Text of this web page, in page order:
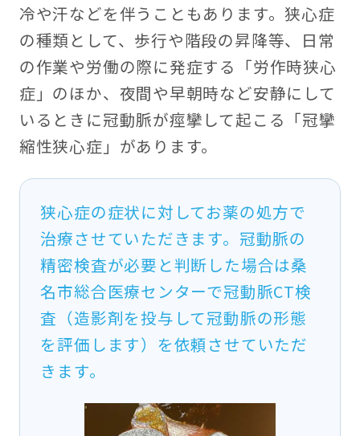
冷や汗などを伴うこともあります。狭心症
の種類として、歩行や階段の昇降等、日常
の作業や労働の際に発症する「労作時狭心
症」のほか、夜間や早朝時など安静にして
いるときに冠動脈が痙攣して起こる「冠攣
縮性狭心症」があります。
狭心症の症状に対してお薬の処方で
治療させていただきます。冠動脈の
精密検査が必要と判断した場合は桑
名市総合医療センターで冠動脈CT検
査（造影剤を投与して冠動脈の形態
を評価します）を依頼させていただ
きます。